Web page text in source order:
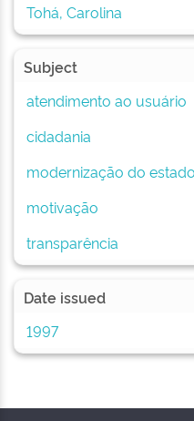
Tohá, Carolina
Subject
atendimento ao usuário
cidadania
modernização do estado
motivação
transparência
Date issued
1997